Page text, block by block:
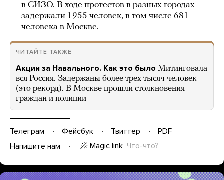
в СИЗО. В ходе протестов в разных городах
задержали 1955 человек, в том числе 681
человека в Москве.
ЧИТАЙТЕ ТАКЖЕ
Акции за Навального. Как это было Митинговала
вся Россия. Задержаны более трех тысяч человек
(это рекорд). В Москве прошли столкновения
граждан и полиции
Телеграм Фейсбук Твиттер
PDF
Напишите нам
Magic link Что-что?